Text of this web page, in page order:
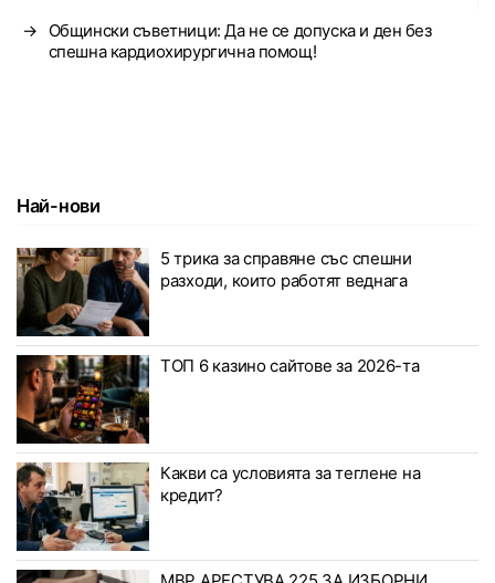
→
Общински съветници: Да не се допуска и ден без
спешна кардиохирургична помощ!
Най-нови
5 трика за справяне със спешни
разходи, които работят веднага
ТОП 6 казино сайтове за 2026-та
Какви са условията за теглене на
кредит?